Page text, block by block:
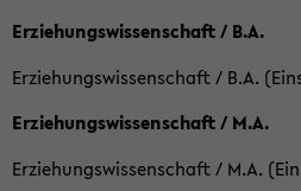
Erziehungswissenschaft / B.A.
Erziehungswissenschaft / B.A.
Erziehungswissenschaft / M.A.
Erziehungswissenschaft / M.A.